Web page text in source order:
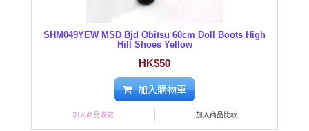
SHM049YEW MSD Bjd Obitsu 60cm Doll Boots High
Hill Shoes Yellow
HK$50
加入購物車
加入商品收藏 加入商品比較